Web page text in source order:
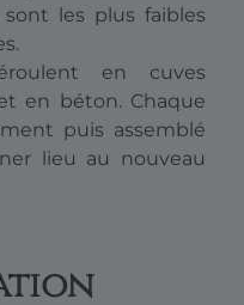
les plus faibles
en cuves
en béton. Chaque
puis assemblé
lieu au nouveau